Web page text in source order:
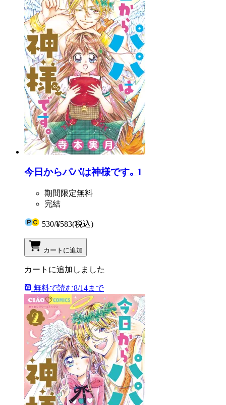
今日からパパは神様です｡ 1
期間限定無料
完結
530/¥583(税込)
カートに追加
カートに追加しました
無料で読む8/14まで